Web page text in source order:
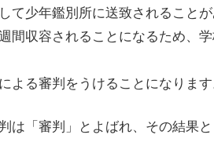
て少年鑑別所に送致されることが
間収容されることになるため、
よる審判をうけることになります
は「審判」とよばれ、その結果